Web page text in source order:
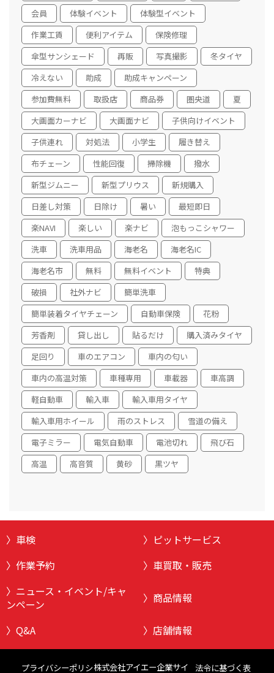
会員
体験イベント
体験型イベント
作業工賃
便利アイテム
保険修理
傘型サンシェード
再販 写真撮影
冬タイヤ
冷えない
助成
助成キャンペーン
参加費無料
取扱店 商品券 圏央道
夏
大画面カーナビ
大画面ナビ
子供向けイベント
子供連れ
対処法 小学生
履き替え
布チェーン
性能回復 掃除機
撥水
新型ジムニー
新型プリウス
新規購入
日差し対策
日除け 暑い
最短即日
楽NAVI
楽しい 楽ナビ
泡もっこシャワー
洗車
洗車用品 海老名
海老名IC
海老名市
無料 無料イベント
特典
破損
社外ナビ
簡単洗車
簡単装着タイヤチェーン
自動車保険
花粉
芳香剤
貸し出し 貼るだけ
購入済みタイヤ
足回り
車のエアコン
車内の匂い
車内の高温対策
車種専用 車載器
車高調
軽自動車
輸入車
輸入車用タイヤ
輸入車用ホイール
雨のストレス
雪道の備え
電子ミラー
電気自動車 電池切れ
飛び石
高温
高音質 黄砂 黒ツヤ
車検
ピットサービス
作業予約
車買取・販売
ニュース・イベント/キャ
ンペーン
商品情報
Q&A 店舗情報
プライバシーポリシ株式会社アイエー企業サイ 法令に基づく表